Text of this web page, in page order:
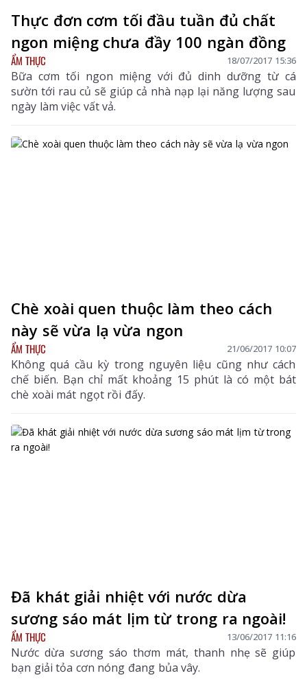
Thực đơn cơm tối đầu tuần đủ chất
ngon miệng chưa đầy 100 ngàn đồng
ẨM THỰC 18/07/2017 15:36
Bữa cơm tối ngon miệng với đủ dinh dưỡng từ cá
sườn tới rau củ sẽ giúp cả nhà nạp lại năng lượng sau
ngày làm việc vất vả.
Chè xoài quen thuộc làm theo cách
này sẽ vừa lạ vừa ngon
ẨM THỰC 21/06/2017 10:07
Không quá cầu kỳ trong nguyên liệu cũng như cách
chế biến. Bạn chỉ mất khoảng 15 phút là có một bát
chè xoài mát ngọt rồi đấy.
Đã khát giải nhiệt với nước dừa
sương sáo mát lịm từ trong ra ngoài!
ẨM THỰC 13/06/2017 11:16
Nước dừa sương sáo thơm mát, thanh nhẹ sẽ giúp
bạn giải tỏa cơn nóng đang bủa vây.